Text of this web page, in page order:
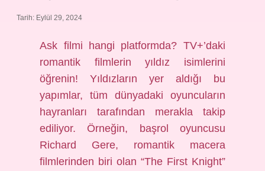
Tarih: Eylül 29, 2024
Ask filmi hangi platformda? TV+’daki
romantik filmlerin yıldız isimlerini
öğrenin! Yıldızların yer aldığı bu
yapımlar, tüm dünyadaki oyuncuların
hayranları tarafından merakla takip
ediliyor. Örneğin, başrol oyuncusu
Richard Gere, romantik macera
filmlerinden biri olan “The First Knight”